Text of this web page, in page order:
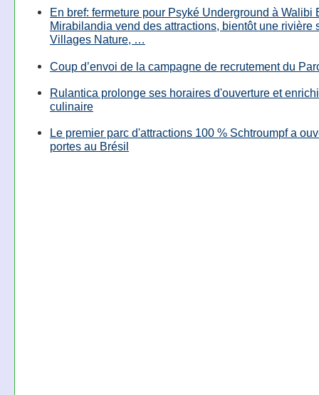
En bref: fermeture pour Psyké Underground à Walibi
Mirabilandia vend des attractions, bientôt une rivière
Villages Nature, …
Coup d’envoi de la campagne de recrutement du
Rulantica prolonge ses horaires d'ouverture et
culinaire
Le premier parc d'attractions 100 % Schtroumpf a
portes au Brésil